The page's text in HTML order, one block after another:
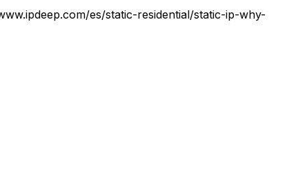
es/static-residential/static-ip-why-